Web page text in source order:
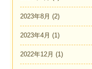
2023年8月 (2)
2023年4月 (1)
2022年12月 (1)